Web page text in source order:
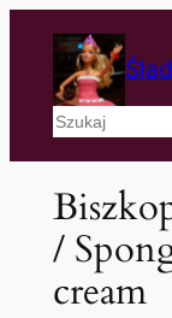
Szukaj
/
cream